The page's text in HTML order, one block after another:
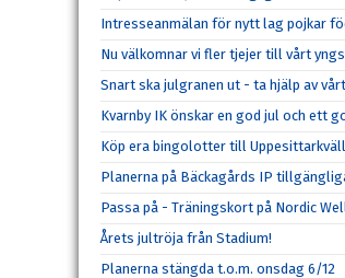
Intresseanmälan för nytt lag pojkar
Nu välkomnar vi fler tjejer till vårt
Snart ska julgranen ut - ta hjälp av
Kvarnby IK önskar en god jul och ett
Köp era bingolotter till
Planerna på Bäckagårds IP
Passa på - Träningskort på Nordic
Årets jultröja från Stadium!
Planerna stängda t.o.m. onsdag 6/12